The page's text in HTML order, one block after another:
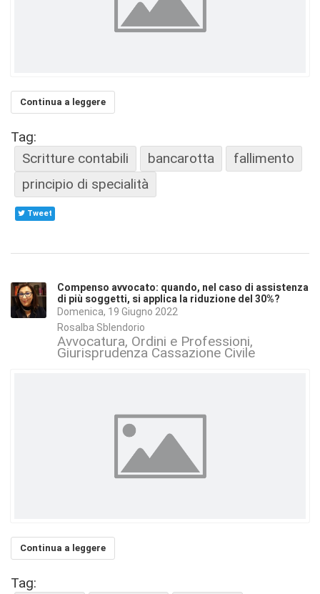
Continua a leggere
Tag:
Scritture contabili
bancarotta
fallimento
principio di specialità
Tweet
Compenso avvocato: quando, nel caso di assistenza
di più soggetti, si applica la riduzione del 30%?
Domenica, 19 Giugno 2022
Rosalba Sblendorio
Avvocatura, Ordini e Professioni
Giurisprudenza Cassazione Civile
Continua a leggere
Tag: